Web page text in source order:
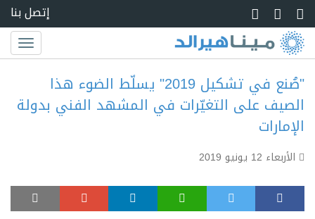
Skip to main
إتصل بنا
Toggle
"صُنع في تشكيل 2019" يسلّط الضوء هذا
الصيف على التغيّرات في المشهد الفني بدولة
الإمارات
الأربعاء 12 يونيو 2019